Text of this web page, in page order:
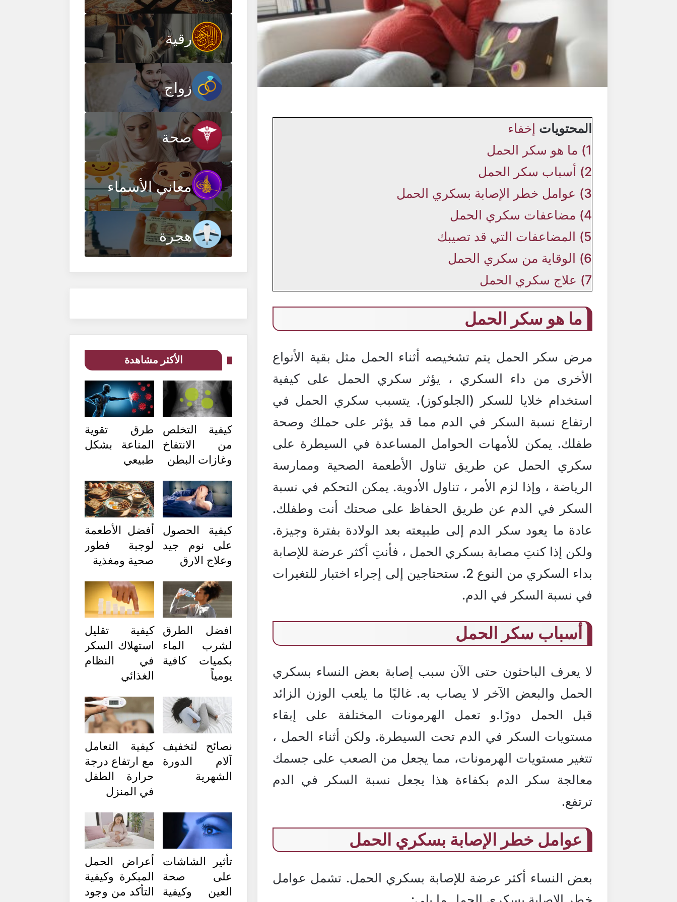
المحتويات إخفاء
1) ما هو سكر الحمل
2)
أسباب سكر الحمل
3)
عوامل خطر الإصابة بسكري الحمل
4) مضاعفات سكري الحمل
5)
المضاعفات التي قد تصيبك
6)
الوقاية من سكري الحمل
7)
علاج سكري الحمل
ما هو سكر الحمل
مرض سكر الحمل يتم تشخيصه أثناء الحمل مثل بقية الأنواع
الأخرى من داء السكري ، يؤثر سكري الحمل على كيفية
استخدام خلايا للسكر (الجلوكوز). يتسبب سكري الحمل في
ارتفاع نسبة السكر في الدم مما قد يؤثر على حملك وصحة
طفلك. يمكن للأمهات الحوامل المساعدة في السيطرة على
سكري الحمل عن طريق تناول الأطعمة الصحية وممارسة
الرياضة ، وإذا لزم الأمر ، تناول الأدوية. يمكن التحكم في نسبة
السكر في الدم عن طريق الحفاظ على صحتك أنت وطفلك.
عادة ما يعود سكر الدم إلى طبيعته بعد الولادة بفترة وجيزة.
ولكن إذا كنتِ مصابة بسكري الحمل ، فأنتِ أكثر عرضة للإصابة
بداء السكري من النوع 2. ستحتاجين إلى إجراء اختبار للتغيرات
في نسبة السكر في الدم.
أسباب سكر الحمل
لا يعرف الباحثون حتى الآن سبب إصابة بعض النساء بسكري
الحمل والبعض الآخر لا يصاب به. غالبًا ما يلعب الوزن الزائد
قبل الحمل دورًا.و تعمل الهرمونات المختلفة على إبقاء
مستويات السكر في الدم تحت السيطرة. ولكن أثناء الحمل ،
تتغير مستويات الهرمونات، مما يجعل من الصعب على جسمك
معالجة سكر الدم بكفاءة هذا يجعل نسبة السكر في الدم
ترتفع.
عوامل خطر الإصابة بسكري الحمل
بعض النساء أكثر عرضة للإصابة بسكري الحمل. تشمل عوامل
رقية
زواج
صحة
معاني الأسماء
هجرة
الأكثر مشاهدة
كيفية التخلص
من الانتفاخ
وغازات البطن
طرق تقوية
المناعة بشكل
طبيعي
كيفية الحصول
على نوم جيد
وعلاج الارق
أفضل الأطعمة
لوجبة فطور
صحية ومغذية
افضل الطرق
لشرب الماء
بكميات كافية
يومياً
كيفية تقليل
استهلاك السكر
في النظام
الغذائي
نصائح لتخفيف
آلام الدورة
الشهرية
كيفية التعامل
مع ارتفاع درجة
حرارة الطفل
في المنزل
تأثير الشاشات
على صحة
العين وكيفية
أعراض الحمل
المبكرة وكيفية
التأكد من وجود